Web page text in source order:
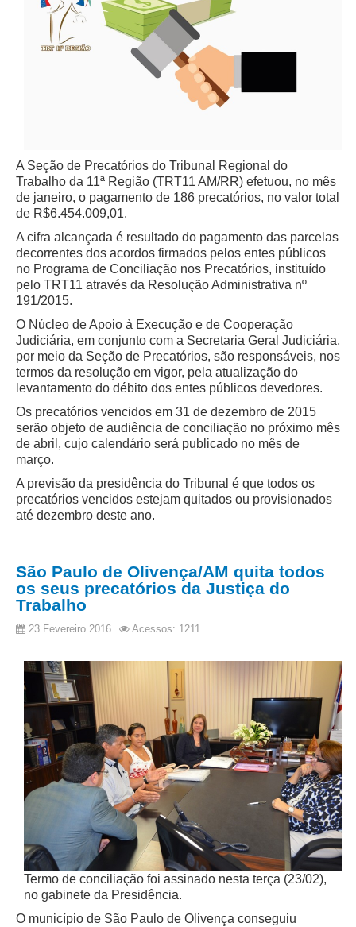
PJE
Plantão Judiciário
Cadastrar Processos
Perguntas Frequentes
Eventos
Portal Execução
Portal Proad
Portal dos Precatórios e Requisições de
Pequeno Valor
Programa Aprendizagem
Protocolo Eletrônico
Suspensão e Prorrogação de Prazos
Busca Geral
Portal de Doações do TRT11
Estatísticas
Pesquisa de metas Nacionais
Acessibilidade
Monitoramento do Serviços de TIC
Conexão Inclusiva
Inscrições
Notícias
Todas as Notícias
Buscar Notícias
Comunicados
Campanhas
Galeria de Fotos
Redes Sociais
Fale com a Comunicação
Logomarca
A Seção de Precatórios do Tribunal Regional do
Trabalho da 11ª Região (TRT11 AM/RR) efetuou, no mês
de janeiro, o pagamento de 186 precatórios, no valor total
de R$6.454.009,01.
A cifra alcançada é resultado do pagamento das parcelas
decorrentes dos acordos firmados pelos entes públicos
no Programa de Conciliação nos Precatórios, instituído
pelo TRT11 através da Resolução Administrativa nº
191/2015.
O Núcleo de Apoio à Execução e de Cooperação
Judiciária, em conjunto com a Secretaria Geral Judiciária,
por meio da Seção de Precatórios, são responsáveis, nos
termos da resolução em vigor, pela atualização do
levantamento do débito dos entes públicos devedores.
Os precatórios vencidos em 31 de dezembro de 2015
serão objeto de audiência de conciliação no próximo mês
de abril, cujo calendário será publicado no mês de
março.
A previsão da presidência do Tribunal é que todos os
precatórios vencidos estejam quitados ou provisionados
até dezembro deste ano.
São Paulo de Olivença/AM quita todos
os seus precatórios da Justiça do
Trabalho
23 Fevereiro 2016 Acessos: 1211
Termo de conciliação foi assinado nesta terça (23/02),
no gabinete da Presidência.
O município de São Paulo de Olivença conseguiu